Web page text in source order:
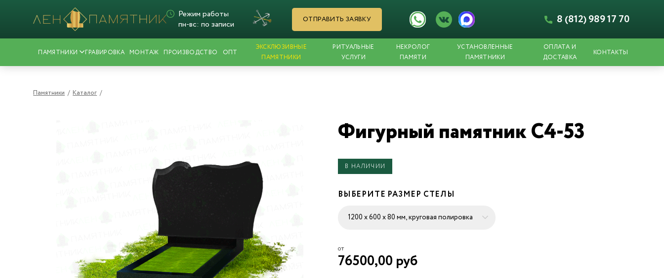
Режим работы
пн-вс: по записи
ОТПРАВИТЬ ЗАЯВКУ 8 (812) 989 17 70
ПАМЯТНИКИ ГРАВИРОВКА МОНТАЖ ПРОИЗВОДСТВО ОПТ
ЭКСКЛЮЗИВНЫЕ
ПАМЯТНИКИ
РИТУАЛЬНЫЕ
УСЛУГИ
НЕКРОЛОГ
ПАМЯТИ
УСТАНОВЛЕННЫЕ
ПАМЯТНИКИ
ОПЛАТА И
ДОСТАВКА
КОНТАКТЫ
Памятники/Каталог/
Фигурный памятник С4-53
В НАЛИЧИИ
ВЫБЕРИТЕ РАЗМЕР СТЕЛЫ
от
76500,00 руб